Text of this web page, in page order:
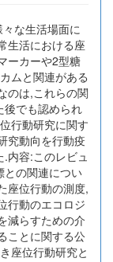
な生活場面に
生活における座
ーカーや2型糖
ムと関連がある
のは,これらの関
後でも認められ
行動研究に関す
究動向を行動疫
内容:このレビュ
との関連につい
座位行動の測度,
行動のエコロジ
減らすための介
ことに関する公
座位行動研究と